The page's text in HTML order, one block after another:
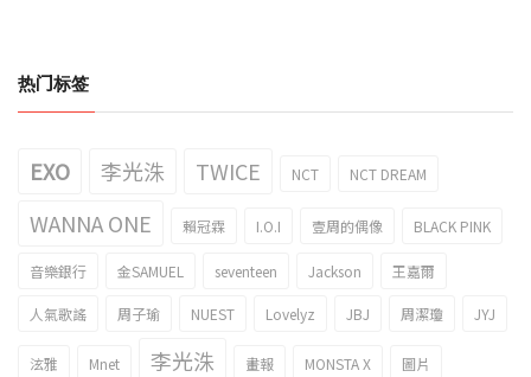
热门标签
EXO 李光洙 TWICE NCT NCT DREAM
WANNA ONE 賴冠霖 I.O.I 壹周的偶像 BLACK PINK
音樂銀行 金SAMUEL seventeen Jackson 王嘉爾
人氣歌謠 周子瑜 NUEST Lovelyz JBJ 周潔瓊 JYJ
泫雅 Mnet 李光洙 畫報 MONSTA X 圖片